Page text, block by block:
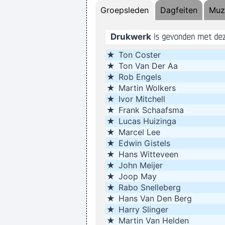
I guess I am a
I think
Music is your own experience,
If I ever get to go to
Groepsleden
Drukwerk is gevonden met
★ Ton Coster
★ Ton Van Der Aa
★ Rob Engels
★ Martin Wolkers
★ Ivor Mitchell
★ Frank Schaafsma
★ Lucas Huizinga
★ Marcel Lee
★ Edwin Gistels
★ Hans Witteveen
★ John Meijer
★ Joop May
★ Rabo Snelleberg
★ Hans Van Den Berg
★ Harry Slinger
★ Martin Van Helden
Dagfeiten